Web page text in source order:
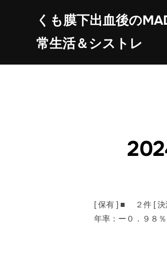
ツ
くも膜下出血後の
常生活＆シストレ
[ 保有 ] ■ ２件 [ 決
年率：ー０．９８